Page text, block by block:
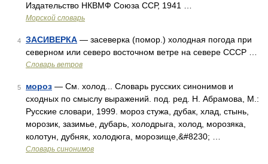
Издательство НКВМФ Союза ССР, 1941 …
Морской словарь
4 ЗАСИВЕРКА — засеверка (помор.) холодная погода при
северном или северо восточном ветре на севере СССР …
Словарь ветров
5 мороз — См. холод... Словарь русских синонимов и
сходных по смыслу выражений. под. ред. Н. Абрамова, М.:
Русские словари, 1999. мороз стужа, дубак, хлад, стынь,
морозик, зазимье, дубарь, холодрыга, холод, морозяка,
колотун, дубняк, холодюга, морозище,&#8230; …
Словарь синонимов